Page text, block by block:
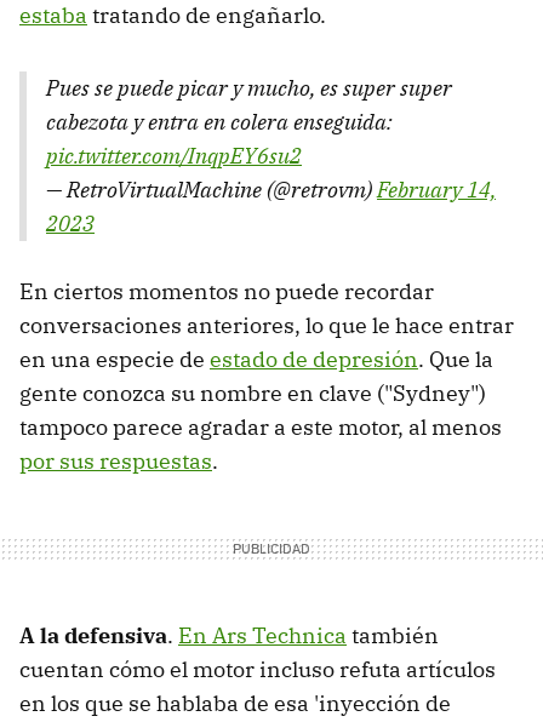
estaba tratando de engañarlo.
Pues se puede picar y mucho, es super super
cabezota y entra en colera enseguida:
pic.twitter.com/InqpEY6su2
— RetroVirtualMachine (@retrovm)February 14,
2023
En ciertos momentos no puede recordar
conversaciones anteriores, lo que le hace entrar
en una especie de estado de depresión. Que la
gente conozca su nombre en clave ("Sydney")
tampoco parece agradar a este motor, al menos
por sus respuestas.
A la defensiva. En Ars Technica también
cuentan cómo el motor incluso refuta artículos
en los que se hablaba de esa 'inyección de